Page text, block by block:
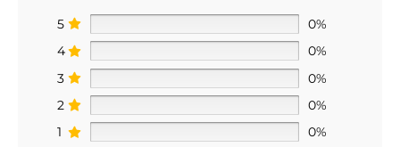
5
0%
4
0%
3
0%
2
0%
1
0%